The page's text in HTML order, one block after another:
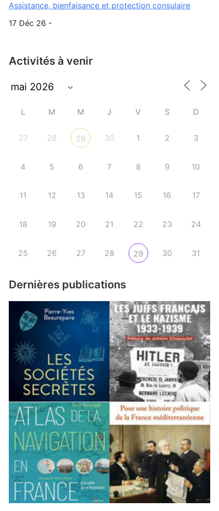
Assistance, bienfaisance et protection consulaire
17 Déc 26 -
Activités à venir
L M M J V S D
27 28 29 30 1 2 3
4 5 6 7 8 9 10
11 12 13 14 15 16 17
18 19 20 21 22 23 24
25 26 27 28 29 30 31
Dernières publications